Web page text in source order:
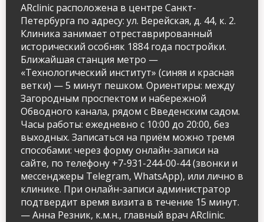
ARclinic расположена в центре Санкт-
Петербурга по адресу: ул. Верейская, д. 44, к. 2.
Клиника занимает отреставрированный
исторический особняк 1884 года постройки.
Ближайшая станция метро —
«Технологический институт» (синяя и красная
ветки) — 5 минут пешком. Ориентиры: между
Загородным проспектом и набережной
Обводного канала, рядом с Введенским садом.
Часы работы: ежедневно с 10:00 до 20:00, без
выходных. Записаться на приём можно тремя
способами: через форму онлайн-записи на
сайте, по телефону +7-931-244-00-44 (звонки и
мессенджеры Telegram, WhatsApp), или лично в
клинике. При онлайн-записи администратор
подтвердит время визита в течение 15 минут.
— Анна Резник, к.м.н., главный врач ARclinic.